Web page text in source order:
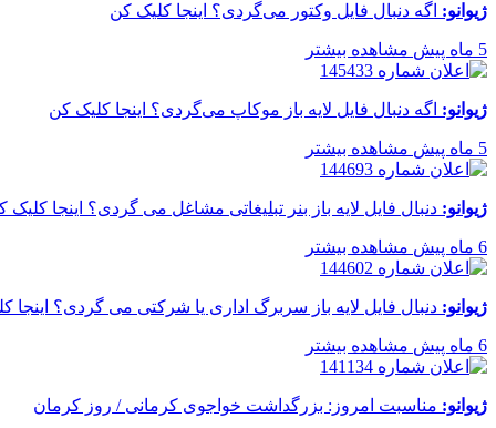
ژیوانو: اگه دنبال فایل وکتور می‌گردی؟ اینجا کلیک کن
5 ماه پیش مشاهده بیشتر
ژیوانو: اگه دنبال فایل لایه باز موکاپ می‌گردی؟ اینجا کلیک کن
5 ماه پیش مشاهده بیشتر
ژیوانو: دنبال فایل لایه باز بنر تبلیغاتی مشاغل می گردی؟ اینجا کلیک
6 ماه پیش مشاهده بیشتر
ژیوانو: دنبال فایل لایه باز سربرگ اداری یا شرکتی می گردی؟ اینجا
6 ماه پیش مشاهده بیشتر
ژیوانو: مناسبت امروز: بزرگداشت خواجوی کرمانی / روز کرمان